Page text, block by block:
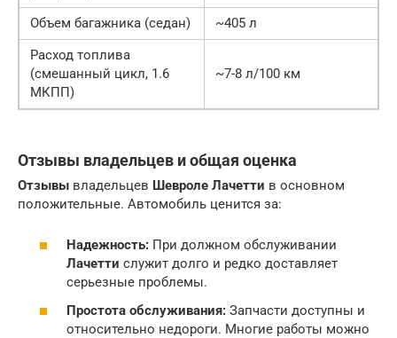
Объем багажника (седан)
~405 л
Расход топлива
(смешанный цикл, 1.6
МКПП)
~7-8 л/100 км
Отзывы владельцев и общая оценка
Отзывы владельцев Шевроле Лачетти в основном
положительные. Автомобиль ценится за:
Надежность: При должном обслуживании
Лачетти служит долго и редко доставляет
серьезные проблемы.
Простота обслуживания: Запчасти доступны и
относительно недороги. Многие работы можно